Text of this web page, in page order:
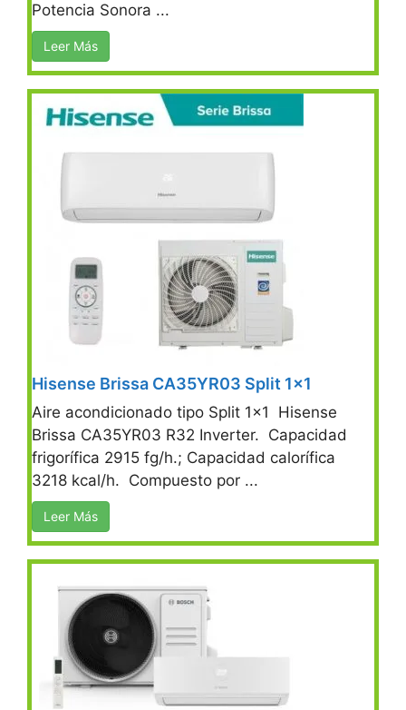
Potencia Sonora ...
Leer Más
Hisense Brissa CA35YR03 Split 1×1
Aire acondicionado tipo Split 1×1 Hisense
Brissa CA35YR03 R32 Inverter. Capacidad
frigorífica 2915 fg/h.; Capacidad calorífica
3218 kcal/h. Compuesto por ...
Leer Más